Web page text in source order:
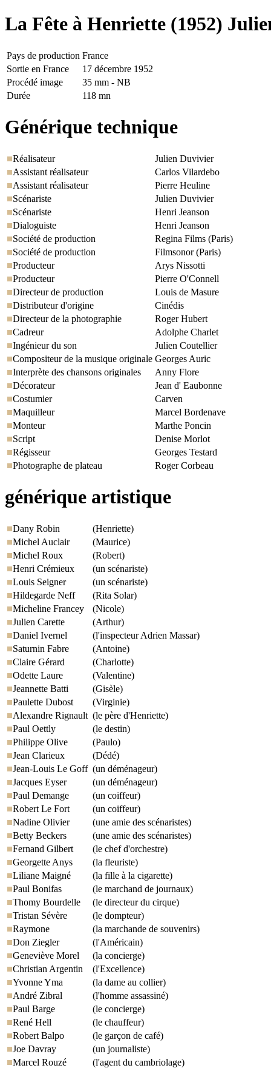
La Fête à Henriette (1952)
Pays de production France
Sortie en France
17 décembre 1952
Procédé image
35 mm - NB
Durée
118 mn
Générique technique
Réalisateur
Julien Duvivier
Assistant réalisateur
Carlos Vilardebo
Assistant réalisateur
Pierre Heuline
Scénariste
Julien Duvivier
Scénariste
Henri Jeanson
Dialoguiste
Henri Jeanson
Société de production
Regina Films (Paris)
Société de production
Filmsonor (Paris)
Producteur
Arys Nissotti
Producteur
Pierre O'Connell
Directeur de production
Louis de Masure
Distributeur d'origine
Cinédis
Directeur de la photographie
Roger Hubert
Cadreur
Adolphe Charlet
Ingénieur du son
Julien Coutellier
Compositeur de la musique originale Georges Auric
Interprète des chansons originales
Anny Flore
Décorateur
Jean d' Eaubonne
Costumier
Carven
Maquilleur
Marcel Bordenave
Monteur
Marthe Poncin
Script
Denise Morlot
Régisseur
Georges Testard
Photographe de plateau
Roger Corbeau
générique artistique
Dany Robin
(Henriette)
Michel Auclair
(Maurice)
Michel Roux
(Robert)
Henri Crémieux
(un scénariste)
Louis Seigner
(un scénariste)
Hildegarde Neff
(Rita Solar)
Micheline Francey
(Nicole)
Julien Carette
(Arthur)
Daniel Ivernel
(l'inspecteur Adrien Massar)
Saturnin Fabre
(Antoine)
Claire Gérard
(Charlotte)
Odette Laure
(Valentine)
Jeannette Batti
(Gisèle)
Paulette Dubost
(Virginie)
Alexandre Rignault (le père d'Henriette)
Paul Oettly
(le destin)
Philippe Olive
(Paulo)
Jean Clarieux
(Dédé)
Jean-Louis Le Goff (un déménageur)
Jacques Eyser
(un déménageur)
Paul Demange
(un coiffeur)
Robert Le Fort
(un coiffeur)
Nadine Olivier
(une amie des scénaristes)
Betty Beckers
(une amie des scénaristes)
Fernand Gilbert
(le chef d'orchestre)
Georgette Anys
(la fleuriste)
Liliane Maigné
(la fille à la cigarette)
Paul Bonifas
(le marchand de journaux)
Thomy Bourdelle
(le directeur du cirque)
Tristan Sévère
(le dompteur)
Raymone
(la marchande de souvenirs)
Don Ziegler
(l'Américain)
Geneviève Morel
(la concierge)
Christian Argentin
(l'Excellence)
Yvonne Yma
(la dame au collier)
André Zibral
(l'homme assassiné)
Paul Barge
(le concierge)
René Hell
(le chauffeur)
Robert Balpo
(le garçon de café)
Joe Davray
(un journaliste)
Marcel Rouzé
(l'agent du cambriolage)